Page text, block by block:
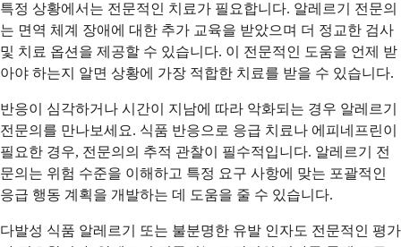
특정 상황에서는 전문적인 치료가 필요합니다. 알레르기 전문의
는 면역 체계 장애에 대한 추가 교육을 받았으며 더 정교한 검사
및 치료 옵션을 제공할 수 있습니다. 이 전문적인 도움을 언제 받
아야 하는지 알면 상황에 가장 적합한 치료를 받을 수 있습니다.
반응이 심각하거나 시간이 지남에 따라 악화되는 경우 알레르기
전문의를 만나보세요. 식품 반응으로 응급 치료나 에피네프린이
필요한 경우, 전문의의 추적 관찰이 필수적입니다. 알레르기 전
문의는 위험 수준을 이해하고 특정 요구 사항에 맞는 포괄적인
응급 행동 계획을 개발하는 데 도움을 줄 수 있습니다.
다발성 식품 알레르기 또는 불분명한 유발 인자도 전문적인 평가